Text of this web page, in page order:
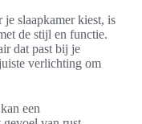
je slaapkamer kiest, is
de stijl en functie.
dat past bij je
verlichting om
een